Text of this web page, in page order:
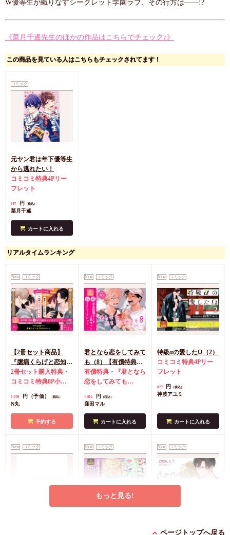
W優等生が織りなすシークレット学園ラブ、その行方は――!?
《菜月千遙先生のほかの作品はこちらでチェック♪》
この商品を見ている人はこちらもチェックされてます！
コミック
元ヤン君は年下優等生
から逃れたい！
コミコミ特典4Pリー
フレット
797 円 （税込）
菜月千遙
カートに入れる
リアルタイムランキング
New コミック
【2冊セット商品】
『臆病くらげと恋知ら
ず【有償】+柴崎さん
のケモノみち【有
約キャンペーン(抽■
2冊セット購入特典・
コミコミ特典8P小冊
2枚
有償特典・『臆病
となの公式同人誌
償特典・『柴崎さんの
アクリルカードキーホ
店舗共通特典ペ
3,559 円（予価） （税込）
N丸
予約する
New コミック
君となら恋をしてみて
も（8）【有償特典・
学生証風カード2枚セ
ット】
有償特典・『君となら
恋をしてみても
ド2枚セット
1,892 円 （税込）
窪田マル
カートに入れる
New コミック
特級αの愛したΩ（2）
コミコミ特典4Pリー
フレット
877 円 （税込）
神波アユミ
カートに入れる
New コミック New コミック New コミック
特典・小冊子】
もっと見る!
ページトップへ戻る